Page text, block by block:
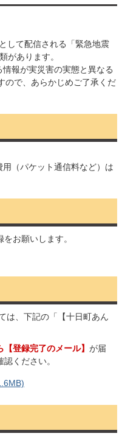
して配信される「緊急地震
があります。
報が実災害の実態と異なる
ので、あらかじめご了承くだ
（パケット通信料など）は
お願いします。
は、下記の「【十日町あん
登録完了のメール】 が届
ください。